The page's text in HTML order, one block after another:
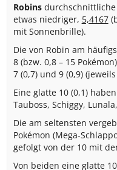
Robinsdurchschnittliche
etwas niedriger, 5,4167
mit Sonnenbrille).
Die von Robin am
8 (bzw. 0,8 – 15
7 (0,7) und 9 (0,9)
Eine glatte 10 (0,1)
Tauboss, Schiggy,
Die am seltensten
Pokémon (Mega-
gefolgt von der 10 mit
Von beiden eine glatte